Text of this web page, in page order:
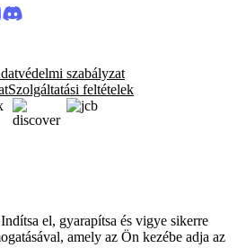
szabályzat
Szolgáltatási feltételek
el, gyarapítsa és vigye sikerre
amely az Ön kezébe adja az